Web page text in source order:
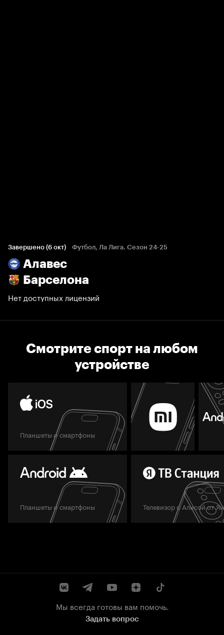
Завершено (6 окт) Футбол, Ла Лига. Сезон 24-25
Алавес
Барселона
Нет доступных лицензий
Смотрите спорт на любом
устройстве
Планшеты и смартфоны
Планшеты и смартфоны Телевизор с Алисой от
Мы всегда готовы вам помочь.
Задать вопрос